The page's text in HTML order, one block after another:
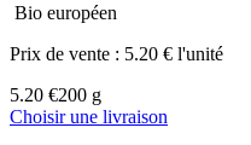
Bio européen
Prix de vente : 5.20 € l'unité
5.20 €200 g
Choisir une livraison